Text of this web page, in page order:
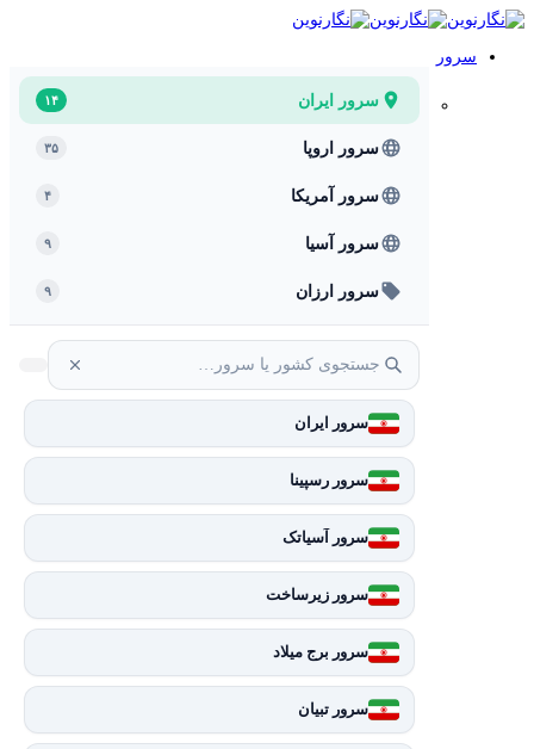
سرور
سرور ایران ۱۴
سرور اروپا ۳۵
سرور آمریکا ۴
سرور آسیا ۹
سرور ارزان ۹
سرور ایران
سرور رسپینا
سرور آسیاتک
سرور زیرساخت
سرور برج میلاد
سرور تبیان